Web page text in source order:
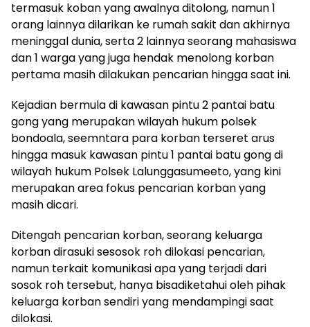
termasuk koban yang awalnya ditolong, namun 1
orang lainnya dilarikan ke rumah sakit dan akhirnya
meninggal dunia, serta 2 lainnya seorang mahasiswa
dan 1 warga yang juga hendak menolong korban
pertama masih dilakukan pencarian hingga saat ini.
Kejadian bermula di kawasan pintu 2 pantai batu
gong yang merupakan wilayah hukum polsek
bondoala, seemntara para korban terseret arus
hingga masuk kawasan pintu 1 pantai batu gong di
wilayah hukum Polsek Lalunggasumeeto, yang kini
merupakan area fokus pencarian korban yang
masih dicari.
Ditengah pencarian korban, seorang keluarga
korban dirasuki sesosok roh dilokasi pencarian,
namun terkait komunikasi apa yang terjadi dari
sosok roh tersebut, hanya bisadiketahui oleh pihak
keluarga korban sendiri yang mendampingi saat
dilokasi.